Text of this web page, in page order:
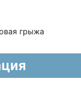
грыжа